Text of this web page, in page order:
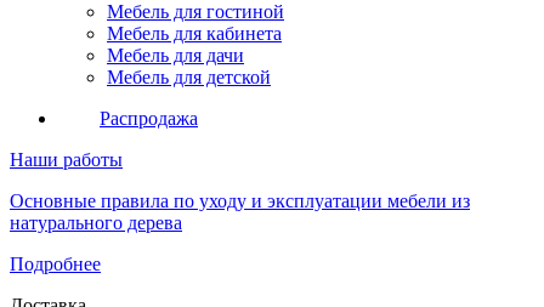
Мебель для гостиной
Мебель для кабинета
Мебель для дачи
Мебель для детской
Распродажа
Наши работы
Основные правила по уходу и эксплуатации мебели из
натурального дерева
Подробнее